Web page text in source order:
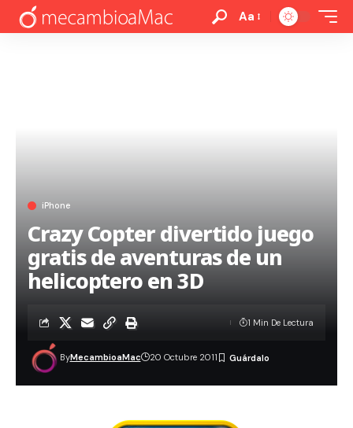
Aa
iPhone
Crazy Copter divertido juego
gratis de aventuras de un
helicoptero en 3D
ByMecambioaMac 20 Octubre 2011
1 Min De Lectura